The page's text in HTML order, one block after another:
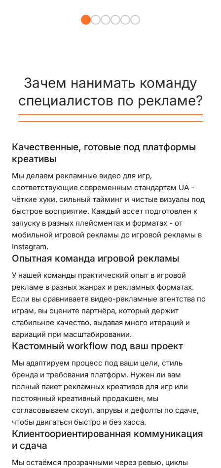
Зачем нанимать команду
специалистов по рекламе?
Качественные, готовые под платформы
креативы
Мы делаем рекламные видео для игр,
соответствующие современным стандартам UA -
чёткие хуки, сильный тайминг и чистые визуалы под
быстрое восприятие. Каждый ассет подготовлен к
запуску в разных плейсментах и форматах - от
мобильной игровой рекламы до игровой рекламы в
Instagram.
Опытная команда игровой рекламы
У нашей команды практический опыт в игровой
рекламе в разных жанрах и рекламных форматах.
Если вы сравниваете видео-рекламные агентства по
играм, вы оцените партнёра, который держит
стабильное качество, выдавая много итераций и
вариаций при масштабировании.
Кастомный workflow под ваш проект
Мы адаптируем процесс под ваши цели, стиль
бренда и требования платформ. Нужен ли вам
полный пакет рекламных креативов для игр или
постоянный креативный продакшен, мы
согласовываем скоуп, апрувы и дефолты по сдаче,
чтобы двигаться быстро и без хаоса.
Клиентоориентированная коммуникация
и сдача
Мы остаёмся прозрачными через ревью, циклы